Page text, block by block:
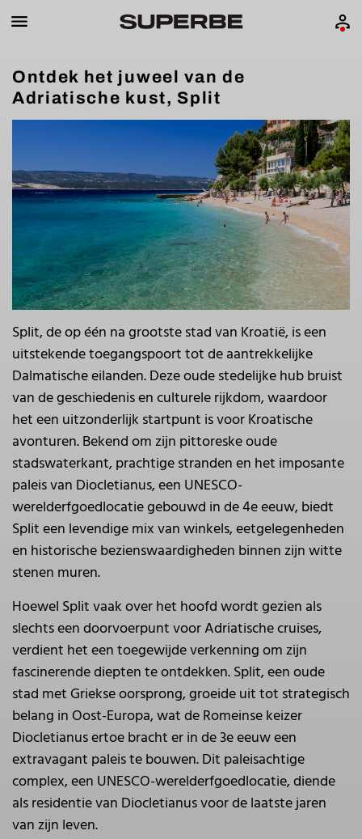
Ontdek het juweel van de
Adriatische kust, Split
Split, de op één na grootste stad van Kroatië, is een
uitstekende toegangspoort tot de aantrekkelijke
Dalmatische eilanden. Deze oude stedelijke hub bruist
van de geschiedenis en culturele rijkdom, waardoor
het een uitzonderlijk startpunt is voor Kroatische
avonturen. Bekend om zijn pittoreske oude
stadswaterkant, prachtige stranden en het imposante
paleis van Diocletianus, een UNESCO-
werelderfgoedlocatie gebouwd in de 4e eeuw, biedt
Split een levendige mix van winkels, eetgelegenheden
en historische bezienswaardigheden binnen zijn witte
stenen muren.
Hoewel Split vaak over het hoofd wordt gezien als
slechts een doorvoerpunt voor Adriatische cruises,
verdient het een toegewijde verkenning om zijn
fascinerende diepten te ontdekken. Split, een oude
stad met Griekse oorsprong, groeide uit tot strategisch
belang in Oost-Europa, wat de Romeinse keizer
Diocletianus ertoe bracht er in de 3e eeuw een
extravagant paleis te bouwen. Dit paleisachtige
complex, een UNESCO-werelderfgoedlocatie, diende
als residentie van Diocletianus voor de laatste jaren
van zijn leven.